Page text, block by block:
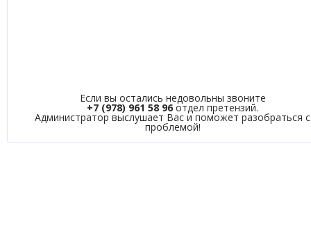
Если вы остались недовольны звоните
+7 (978) 961 58 96 отдел претензий.
Администратор выслушает Вас и поможет разобраться с
проблемой!